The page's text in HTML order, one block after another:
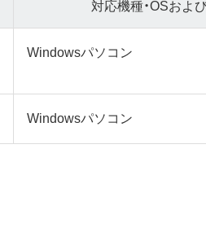
対応機種・OSおよ
Windowsパソコン
Windowsパソコン